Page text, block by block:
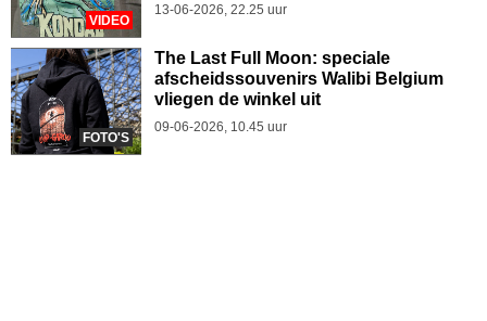
VIDEO
13-06-2026, 22.25 uur
FOTO'S
The Last Full Moon: speciale
afscheidssouvenirs Walibi Belgium
vliegen de winkel uit
09-06-2026, 10.45 uur